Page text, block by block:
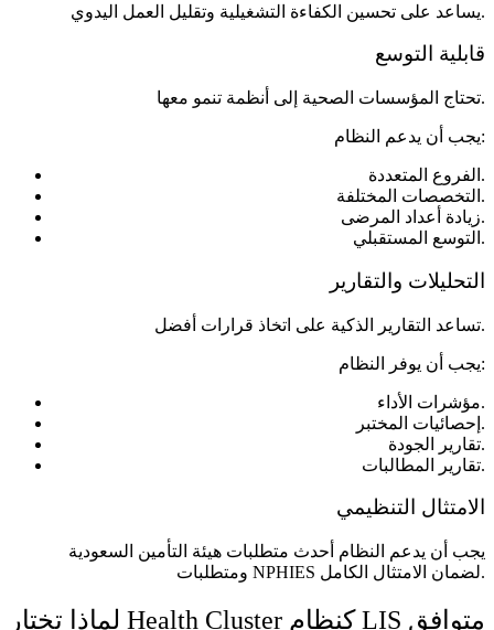
يساعد على تحسين الكفاءة التشغيلية وتقليل العمل اليدوي.
قابلية التوسع
تحتاج المؤسسات الصحية إلى أنظمة تنمو معها.
يجب أن يدعم النظام:
الفروع المتعددة.
التخصصات المختلفة.
زيادة أعداد المرضى.
التوسع المستقبلي.
التحليلات والتقارير
تساعد التقارير الذكية على اتخاذ قرارات أفضل.
يجب أن يوفر النظام:
مؤشرات الأداء.
إحصائيات المختبر.
تقارير الجودة.
تقارير المطالبات.
الامتثال التنظيمي
يجب أن يدعم النظام أحدث متطلبات هيئة التأمين السعودية
ومتطلبات NPHIES لضمان الامتثال الكامل.
لماذا تختار Health Cluster كنظام LIS متوافق